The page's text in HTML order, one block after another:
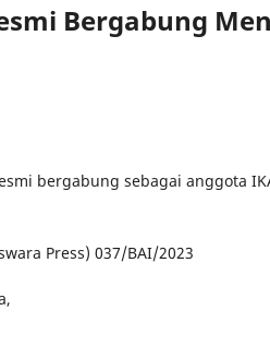
Bergabung
bergabung sebagai anggota
Press) 037/BAI/2023